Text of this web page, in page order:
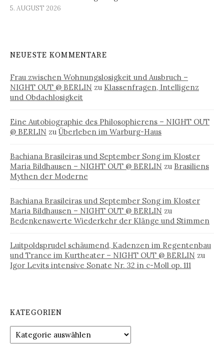
5. AUGUST 2026
NEUESTE KOMMENTARE
Frau zwischen Wohnungslosigkeit und Ausbruch –
NIGHT OUT @ BERLIN zu Klassenfragen, Intelligenz
und Obdachlosigkeit
Eine Autobiographie des Philosophierens – NIGHT OUT
@ BERLIN zu Überleben im Warburg-Haus
Bachiana Brasileiras und September Song im Kloster
Maria Bildhausen – NIGHT OUT @ BERLIN zu Brasiliens
Mythen der Moderne
Bachiana Brasileiras und September Song im Kloster
Maria Bildhausen – NIGHT OUT @ BERLIN zu
Bedenkenswerte Wiederkehr der Klänge und Stimmen
Luitpoldsprudel schäumend, Kadenzen im Regentenbau
und Trance im Kurtheater – NIGHT OUT @ BERLIN zu
Igor Levits intensive Sonate Nr. 32 in c-Moll op. 111
KATEGORIEN
Kategorien